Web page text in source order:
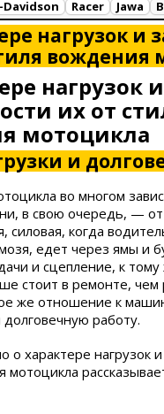
Davidson Racer Jawa
нагрузок и
вождения
нагрузок и
их от
мотоцикла
и
во многом
в свою очередь, —
силовая, когда
едет через ямы и
и сцепление, к
стоит в ремонте, чем
же отношение к
работу.
о характере нагрузок
мотоцикла